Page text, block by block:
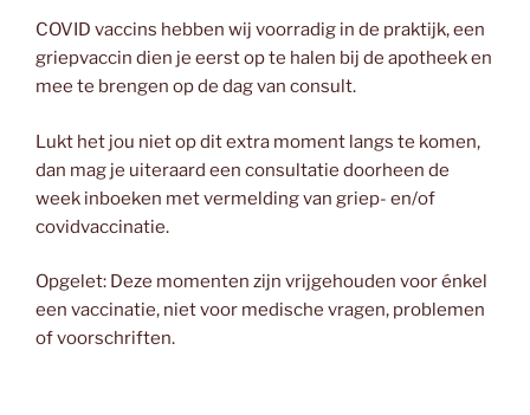
COVID vaccins hebben wij voorradig in de praktijk, een
griepvaccin dien je eerst op te halen bij de apotheek en
mee te brengen op de dag van consult.
Lukt het jou niet op dit extra moment langs te komen,
dan mag je uiteraard een consultatie doorheen de
week inboeken met vermelding van griep- en/of
covidvaccinatie.
Opgelet: Deze momenten zijn vrijgehouden voor énkel
een vaccinatie, niet voor medische vragen, problemen
of voorschriften.